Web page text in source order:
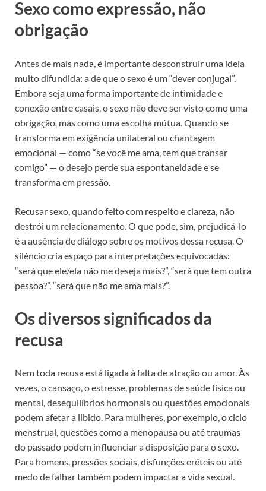
Sexo como expressão, não
obrigação
Antes de mais nada, é importante desconstruir uma ideia
muito difundida: a de que o sexo é um “dever conjugal”.
Embora seja uma forma importante de intimidade e
conexão entre casais, o sexo não deve ser visto como uma
obrigação, mas como uma escolha mútua. Quando se
transforma em exigência unilateral ou chantagem
emocional — como “se você me ama, tem que transar
comigo” — o desejo perde sua espontaneidade e se
transforma em pressão.
Recusar sexo, quando feito com respeito e clareza, não
destrói um relacionamento. O que pode, sim, prejudicá-lo
é a ausência de diálogo sobre os motivos dessa recusa. O
silêncio cria espaço para interpretações equivocadas:
“será que ele/ela não me deseja mais?”, “será que tem outra
pessoa?”, “será que não me ama mais?”.
Os diversos significados da
recusa
Nem toda recusa está ligada à falta de atração ou amor. Às
vezes, o cansaço, o estresse, problemas de saúde física ou
mental, desequilíbrios hormonais ou questões emocionais
podem afetar a libido. Para mulheres, por exemplo, o ciclo
menstrual, questões como a menopausa ou até traumas
do passado podem influenciar a disposição para o sexo.
Para homens, pressões sociais, disfunções eréteis ou até
medo de falhar também podem impactar a vida sexual.